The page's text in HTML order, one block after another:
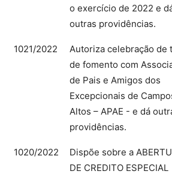
o exercício de 2022 e
outras providências.
1021/2022
Autoriza celebração de
de fomento com
de Pais e Amigos dos
Excepcionais de
Altos – APAE - e dá
providências.
1020/2022
Dispõe sobre a
DE CREDITO ESPECIAL